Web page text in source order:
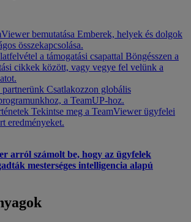
bemutatása Emberek, helyek és dolgok
összekapcsolása.
a támogatási csapattal Böngésszen a
cikkek között, vagy vegye fel velünk a
Csatlakozzon globális
a TeamUP-hoz.
Tekintse meg a TeamViewer ügyfelei
eredményeket.
arról számolt be, hogy az ügyfelek
mesterséges intelligencia alapú